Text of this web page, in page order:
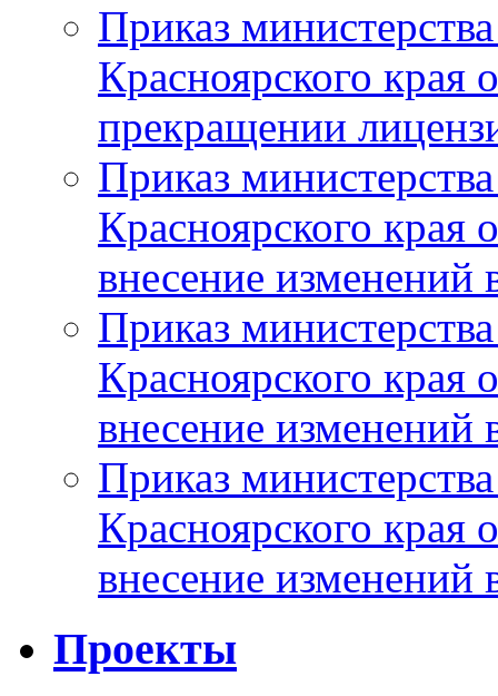
Приказ
Красноярского
прекращении
Приказ
Красноярского
внесение изменений
Приказ
Красноярского
внесение изменений
Приказ
Красноярского
внесение изменений
Проекты